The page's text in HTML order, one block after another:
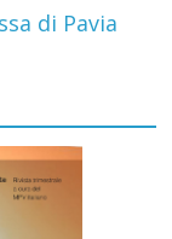
di Pavia